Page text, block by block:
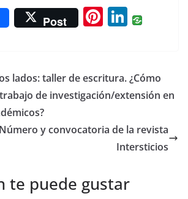
Post Pi
e
st
Li
e
dI
lados: taller de escritura. ¿Cómo
de investigación/extensión en
y convocatoria de la revista
Intersticios
te puede gustar